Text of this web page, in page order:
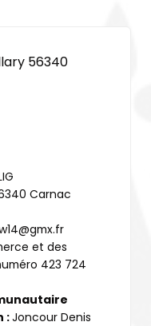
56340
Carnac
et des
423 724
:Joncour Denis